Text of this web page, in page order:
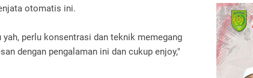
otomatis ini.
perlu konsentrasi dan teknik memegang
dengan pengalaman ini dan cukup enjoy,"